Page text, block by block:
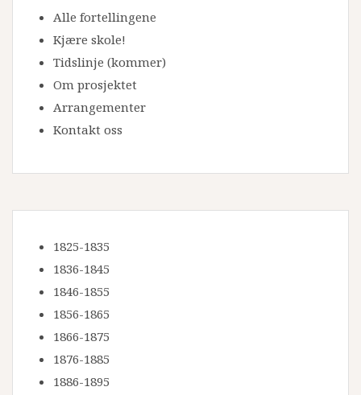
Alle fortellingene
Kjære skole!
Tidslinje (kommer)
Om prosjektet
Arrangementer
Kontakt oss
1825-1835
1836-1845
1846-1855
1856-1865
1866-1875
1876-1885
1886-1895